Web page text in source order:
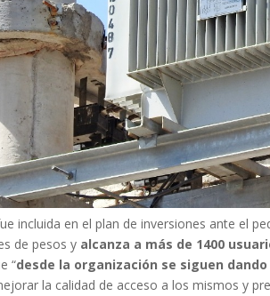
incluida en el plan de inversiones ante el
de pesos y alcanza a más de 1400
“desde la organización se siguen
la calidad de acceso a los mismos y